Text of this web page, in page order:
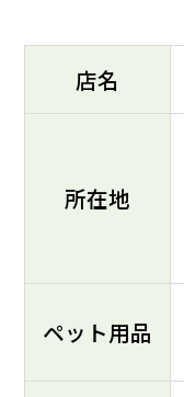
店名
所在地
ペット用品